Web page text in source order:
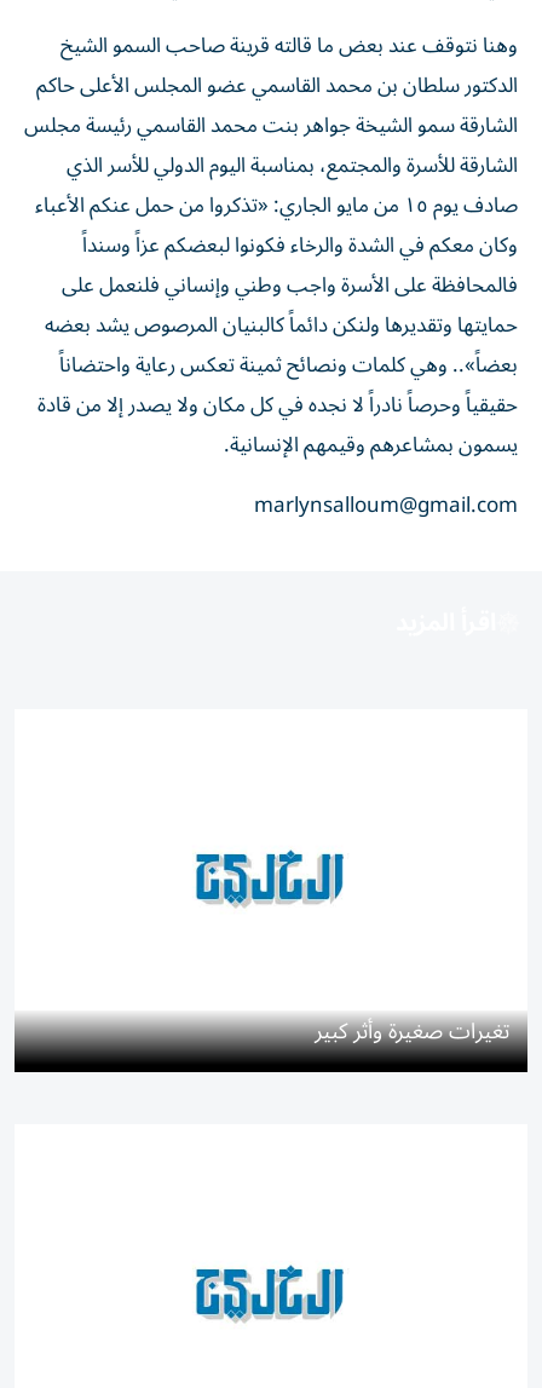
وهنا نتوقف عند بعض ما قالته قرينة صاحب السمو الشيخ
الدكتور سلطان بن محمد القاسمي عضو المجلس الأعلى حاكم
الشارقة سمو الشيخة جواهر بنت محمد القاسمي رئيسة مجلس
الشارقة للأسرة والمجتمع، بمناسبة اليوم الدولي للأسر الذي
صادف يوم ١٥ من مايو الجاري: «تذكروا من حمل عنكم الأعباء
وكان معكم في الشدة والرخاء فكونوا لبعضكم عزاً وسنداً
فالمحافظة على الأسرة واجب وطني وإنساني فلنعمل على
حمايتها وتقديرها ولنكن دائماً كالبنيان المرصوص يشد بعضه
بعضاً».. وهي كلمات ونصائح ثمينة تعكس رعاية واحتضاناً
حقيقياً وحرصاً نادراً لا نجده في كل مكان ولا يصدر إلا من قادة
يسمون بمشاعرهم وقيمهم الإنسانية.
marlynsalloum@gmail.com
تغيرات صغيرة وأثر كبير